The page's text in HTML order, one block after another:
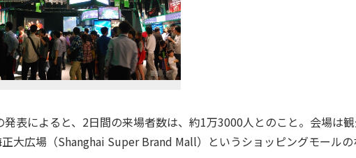
表によると、2日間の来場者数は、約1万3000人とのこと。会場は
大広場（Shanghai Super Brand Mall）というショッピングモール